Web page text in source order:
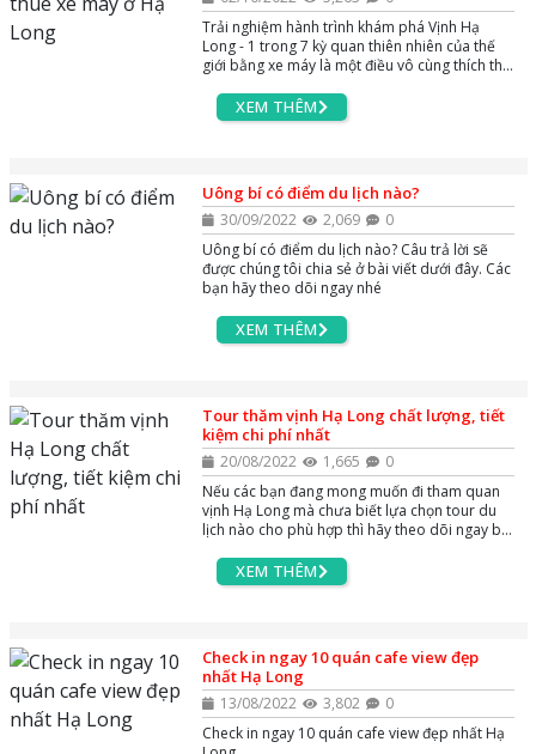
Trải nghiệm hành trình khám phá Vịnh Hạ
Long - 1 trong 7 kỳ quan thiên nhiên của thế
giới bằng xe máy là một điều vô cùng thích thú
cửa hàng, địa chỉ cho thuê xe máy cho bạn lựa
chọn. Nhưng làm sao để thuê xe máy Hạ Long
thuê xe máy ở Hạ Long cực uy tín và chất
lượng dưới đây nhé!
XEM THÊM
Uông bí có điểm du lịch nào?
30/09/2022 2,069
0
Uông bí có điểm du lịch nào? Câu trả lời sẽ
được chúng tôi chia sẻ ở bài viết dưới đây. Các
bạn hãy theo dõi ngay nhé
XEM THÊM
Tour thăm vịnh Hạ Long chất lượng, tiết
kiệm chi phí nhất
20/08/2022 1,665
0
Nếu các bạn đang mong muốn đi tham quan
vịnh Hạ Long mà chưa biết lựa chọn tour du
lịch nào cho phù hợp thì hãy theo dõi ngay bài
XEM THÊM
Check in ngay 10 quán cafe view đẹp
nhất Hạ Long
13/08/2022 3,802
0
Check in ngay 10 quán cafe view đẹp nhất Hạ